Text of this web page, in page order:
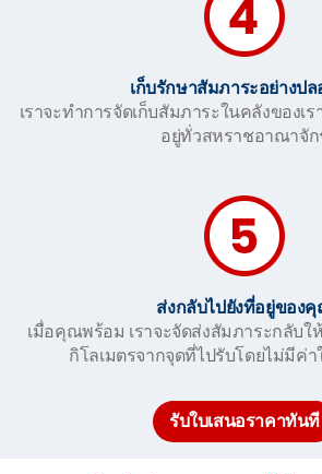
เก็บรักษาสัมภาระอย่างป
เราจะทำการจัดเก็บสัมภาระในคลังของเ
อยู่ทั่วสหราชอาณาจัก
ส่งกลับไปยังที่อยู่ของ
เมื่อคุณพร้อม เราจะจัดส่งสัมภาระกลับ
กิโลเมตรจากจุดที่ไปรับโดยไม่มีค่า
รับใบเสนอราคาทันที